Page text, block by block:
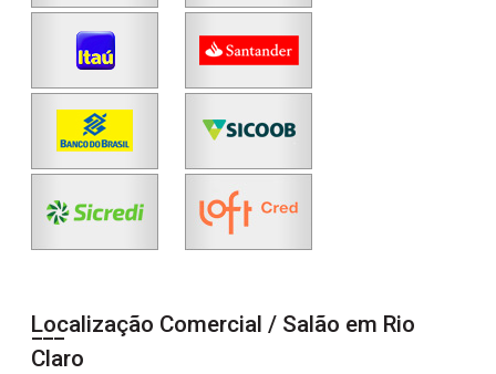
Localização Comercial / Salão em Rio
Claro